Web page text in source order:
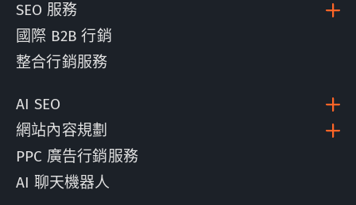
SEO 服務
國際 B2B 行銷
整合行銷服務
AI SEO
網站內容規劃
PPC 廣告行銷服務
AI 聊天機器人